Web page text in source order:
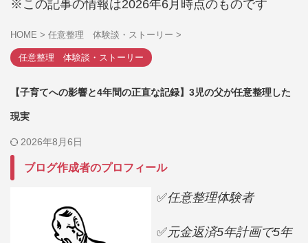
※この記事の情報は2026年6月時点のものです
HOME > 任意整理 体験談・ストーリー >
任意整理 体験談・ストーリー
【子育てへの影響と4年間の正直な記録】3児の父が任意整理した
現実
2026年8月6日
ブログ作成者のプロフィール
✅任意整理体験者
✅元金返済5年計画で5年